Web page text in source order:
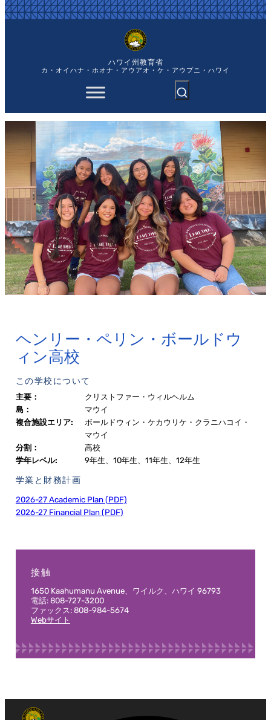
内
容
ハワイ州教育省
カ・オイハナ・ホオナ・アウアオ・ケ・アウプニ・ハワイ
ヘンリー・ペリン・ボールドウ
ィン高校
この学校について
主要：
クリストファー・ウィルヘルム
島：
マウイ
複合施設エリア:
ボールドウィン・ケカウリケ・クラニハコイ・
マウイ
分割：
高校
学年レベル:
9年生、10年生、11年生、12年生
学業と財務計画
2026-27 Academic Plan (PDF)
2026-27 Financial Plan (PDF)
接触
1650 Kaahumanu Avenue、ワイルク、ハワイ 96793
電話: 808-727-3200
ファックス: 808-984-5674
Webサイト